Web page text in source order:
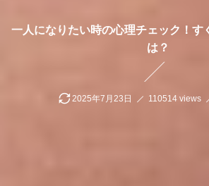
一人になりたい時の心理チェック！す
は？
2025年7月23日 110514 views